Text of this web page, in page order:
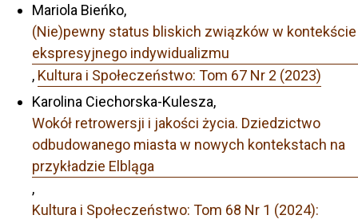
Mariola Bieńko,
(Nie)pewny status bliskich związków w kontekście
ekspresyjnego indywidualizmu
, Kultura i Społeczeństwo: Tom 67 Nr 2 (2023)
Karolina Ciechorska-Kulesza,
Wokół retrowersji i jakości życia. Dziedzictwo
odbudowanego miasta w nowych kontekstach na
przykładzie Elbląga
,
Kultura i Społeczeństwo: Tom 68 Nr 1 (2024):